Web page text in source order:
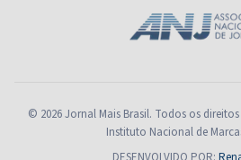
© 2026 Jornal Mais Brasil. Todos os
Instituto Nacional de